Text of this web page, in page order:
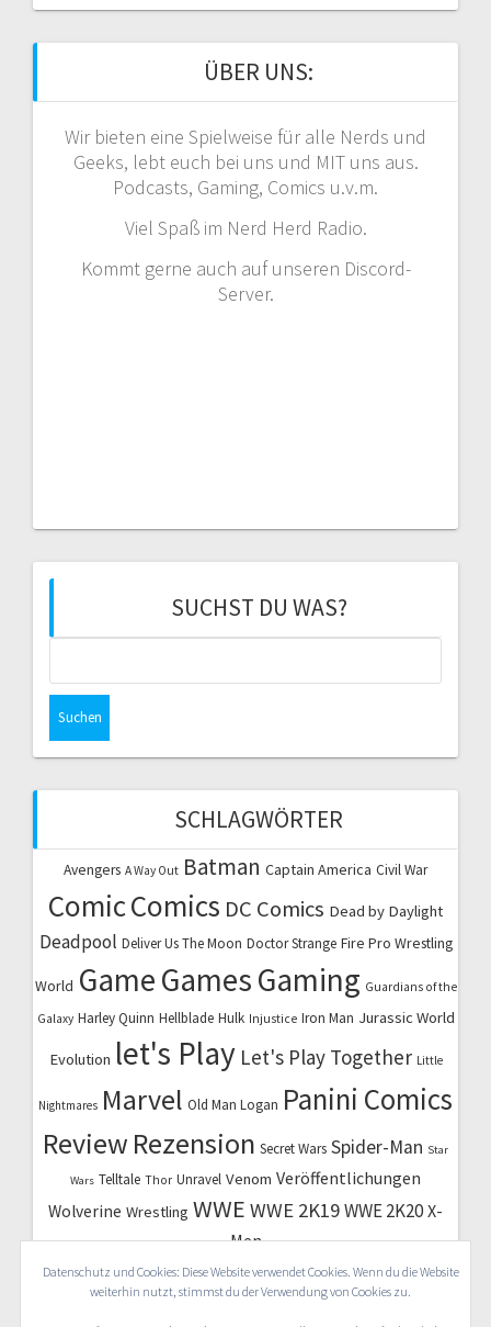
ÜBER UNS:
Wir bieten eine Spielweise für alle Nerds und
Geeks, lebt euch bei uns und MIT uns aus.
Podcasts, Gaming, Comics u.v.m.
Viel Spaß im Nerd Herd Radio.
Kommt gerne auch auf unseren Discord-
Server.
SUCHST DU WAS?
SCHLAGWÖRTER
Avengers A Way Out Batman Captain America Civil War
ComicComics DC Comics Dead by Daylight
Deadpool Deliver Us The Moon Doctor Strange Fire Pro Wrestling
World GameGamesGaming Guardians of the
Galaxy Harley Quinn Hellblade Hulk Injustice Iron Man Jurassic World
Evolution let's Play Let's Play Together Little
Nightmares Marvel Old Man Logan Panini Comics
Review Rezension Secret Wars Spider-Man Star
Wars Telltale Thor Unravel Venom Veröffentlichungen
Wolverine Wrestling WWE WWE 2K19WWE 2K20 X-
Men
Datenschutz und Cookies: Diese Website verwendet Cookies. Wenn du die Website
weiterhin nutzt, stimmst du der Verwendung von Cookies zu.